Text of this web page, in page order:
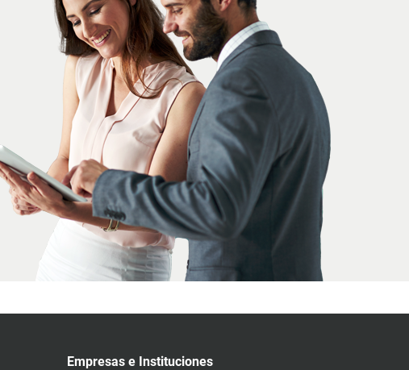
Empresas e Instituciones